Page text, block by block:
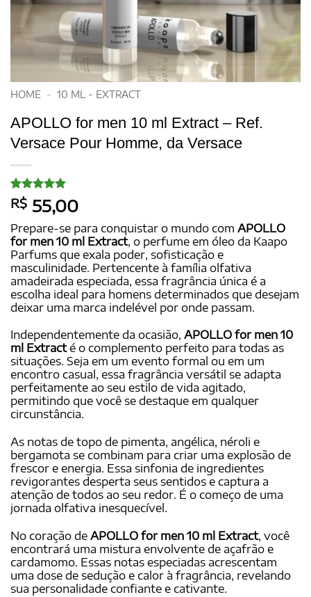
HOME - 10 ML - EXTRACT
APOLLO for men 10 ml Extract – Ref.
Versace Pour Homme, da Versace
Avaliado
como4.97
de 5, com
baseado em
32
avaliações
de clientes
R$ 55,00
Prepare-se para conquistar o mundo com APOLLO
for men 10 ml Extract, o perfume em óleo da Kaapo
Parfums que exala poder, sofisticação e
masculinidade. Pertencente à família olfativa
amadeirada especiada, essa fragrância única é a
escolha ideal para homens determinados que desejam
deixar uma marca indelével por onde passam.
Independentemente da ocasião, APOLLO for men 10
ml Extracté o complemento perfeito para todas as
situações. Seja em um evento formal ou em um
encontro casual, essa fragrância versátil se adapta
perfeitamente ao seu estilo de vida agitado,
permitindo que você se destaque em qualquer
circunstância.
As notas de topo de pimenta, angélica, néroli e
bergamota se combinam para criar uma explosão de
frescor e energia. Essa sinfonia de ingredientes
revigorantes desperta seus sentidos e captura a
atenção de todos ao seu redor. É o começo de uma
jornada olfativa inesquecível.
No coração de APOLLO for men 10 ml Extract, você
encontrará uma mistura envolvente de açafrão e
cardamomo. Essas notas especiadas acrescentam
uma dose de sedução e calor à fragrância, revelando
sua personalidade confiante e cativante.